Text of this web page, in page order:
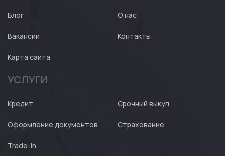
Блог О нас
Вакансии Контакты
Карта сайта
УСЛУГИ
Кредит Срочный выкуп
Оформление документов Страхование
Trade-in